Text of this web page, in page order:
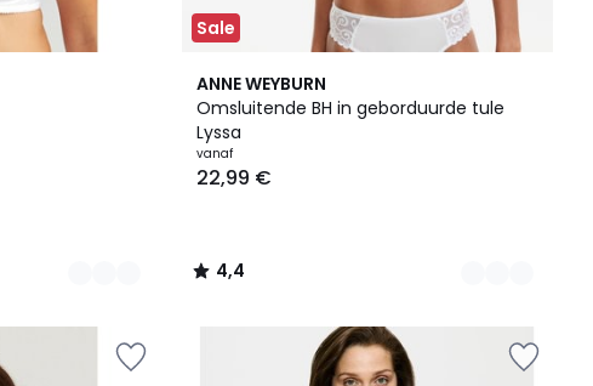
Sale
ANNE WEYBURN
Omsluitende BH in geborduurde tule
Lyssa
vanaf
22,99 €
4,4
/ 5
5
Kleuren
4,4
/